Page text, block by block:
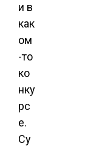
и в
как
ом
-то
ко
нку
рс
е.
Су